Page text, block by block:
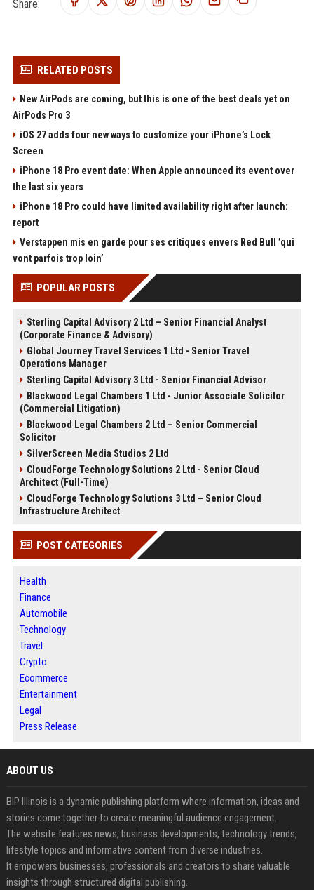
Share:
RELATED POSTS
New AirPods are coming, but this is one of the best deals yet on
AirPods Pro 3
iOS 27 adds four new ways to customize your iPhone’s Lock
Screen
iPhone 18 Pro event date: When Apple announced its event over
the last six years
iPhone 18 Pro could have limited availability right after launch:
report
Verstappen mis en garde pour ses critiques envers Red Bull ’qui
vont parfois trop loin’
POPULAR POSTS
Sterling Capital Advisory 2 Ltd – Senior Financial Analyst
(Corporate Finance & Advisory)
Global Journey Travel Services 1 Ltd - Senior Travel
Operations Manager
Sterling Capital Advisory 3 Ltd - Senior Financial Advisor
Blackwood Legal Chambers 1 Ltd - Junior Associate Solicitor
(Commercial Litigation)
Blackwood Legal Chambers 2 Ltd – Senior Commercial
Solicitor
SilverScreen Media Studios 2 Ltd
CloudForge Technology Solutions 2 Ltd - Senior Cloud
Architect (Full-Time)
CloudForge Technology Solutions 3 Ltd – Senior Cloud
Infrastructure Architect
POST CATEGORIES
Health
Finance
Automobile
Technology
Travel
Crypto
Ecommerce
Entertainment
Legal
Press Release
ABOUT US
BIP Illinois is a dynamic publishing platform where information, ideas and
stories come together to create meaningful audience engagement.
The website features news, business developments, technology trends,
lifestyle topics and informative content from diverse industries.
It empowers businesses, professionals and creators to share valuable
insights through structured digital publishing.